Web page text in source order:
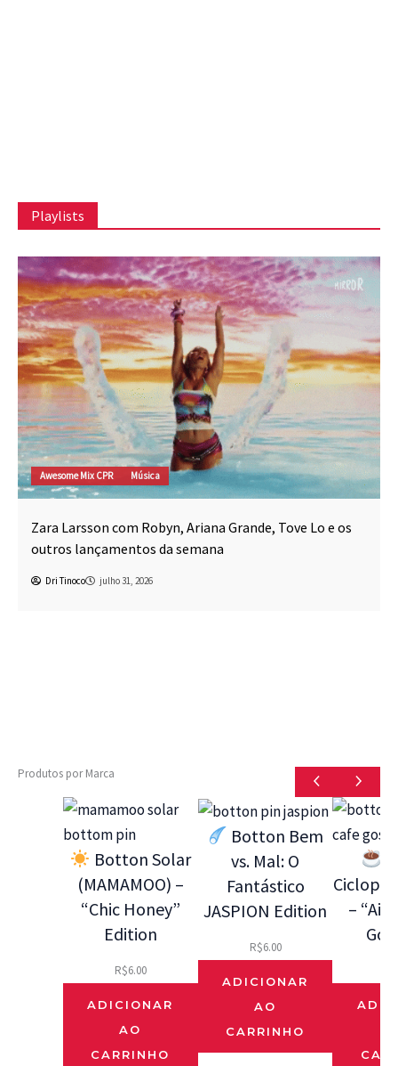
Playlists
Awesome Mix CPR Música
Zara Larsson com Robyn, Ariana Grande, Tove Lo e os
outros lançamentos da semana
Dri Tinoco julho 31, 2026
Produtos por Marca
Botton Solar
(MAMAMOO) –
“Chic Honey”
Edition
R$6.00
ADICIONAR
AO
CARRINHO
Botton Bem
vs. Mal: O
Fantástico
JASPION Edition
R$6.00
ADICIONAR
AO
CARRINHO
Ciclope
– “Ai